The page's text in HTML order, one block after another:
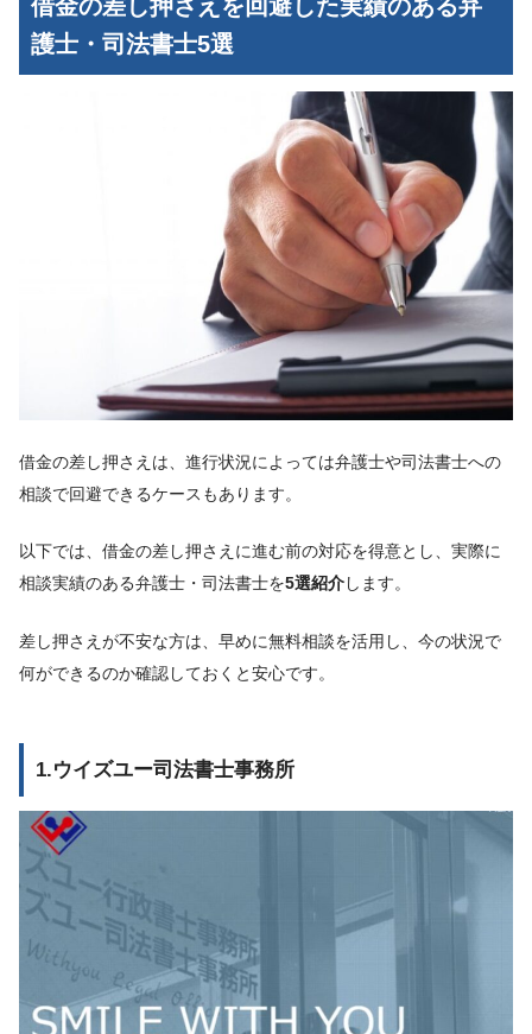
借金の差し押さえを回避した実績のある弁
護士・司法書士5選
借金の差し押さえは、進行状況によっては弁護士や司法書士への
相談で回避できるケースもあります。
以下では、借金の差し押さえに進む前の対応を得意とし、実際に
相談実績のある弁護士・司法書士を5選紹介します。
差し押さえが不安な方は、早めに無料相談を活用し、今の状況で
何ができるのか確認しておくと安心です。
1.ウイズユー司法書士事務所